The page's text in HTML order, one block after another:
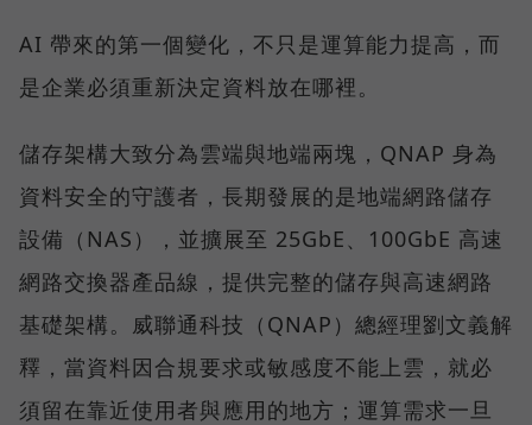
AI 帶來的第一個變化，不只是運算能力提高，而
是企業必須重新決定資料放在哪裡。
儲存架構大致分為雲端與地端兩塊，QNAP 身為
資料安全的守護者，長期發展的是地端網路儲存
設備（NAS），並擴展至 25GbE、100GbE 高速
網路交換器產品線，提供完整的儲存與高速網路
基礎架構。威聯通科技（QNAP）總經理劉文義解
釋，當資料因合規要求或敏感度不能上雲，就必
須留在靠近使用者與應用的地方；運算需求一旦